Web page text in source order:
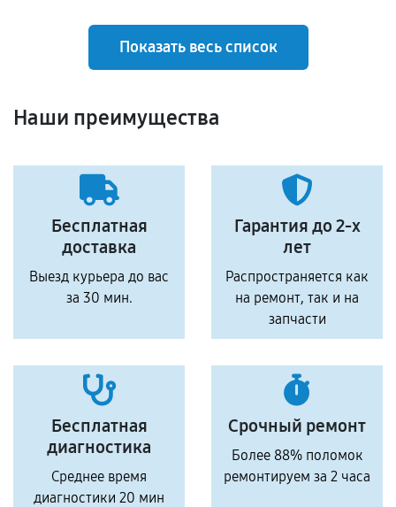
Показать весь список
Наши преимущества
Бесплатная
доставка
Выезд курьера до вас
за 30 мин.
Гарантия до 2-х
лет
Распространяется как
на ремонт, так и на
запчасти
Бесплатная
диагностика
Среднее время
диагностики 20 мин
Срочный ремонт
Более 88% поломок
ремонтируем за 2 часа